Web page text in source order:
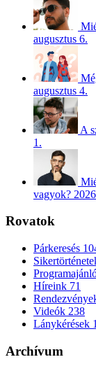
augusztus 6.
augusztus 4.
A
1.
vagyok?
Rovatok
Párkeresés
Híreink 71
Videók 238
Lánykérések
Archívum